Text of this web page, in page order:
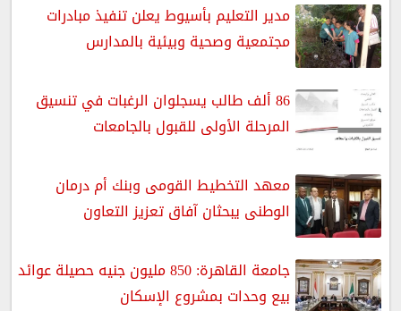
مدير التعليم بأسيوط يعلن تنفيذ مبادرات
مجتمعية وصحية وبيئية بالمدارس
86 ألف طالب يسجلوان الرغبات في تنسيق
المرحلة الأولى للقبول بالجامعات
معهد التخطيط القومى وبنك أم درمان
الوطنى يبحثان آفاق تعزيز التعاون
جامعة القاهرة: 850 مليون جنيه حصيلة عوائد
بيع وحدات بمشروع الإسكان